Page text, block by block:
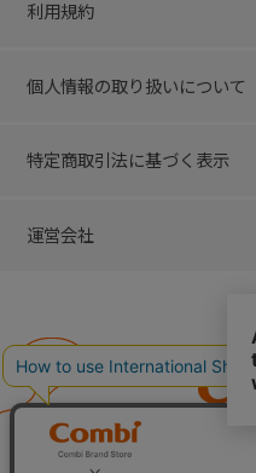
利用規約
個人情報の取り扱いについて
特定商取引法に基づく表示
運営会社
子育てに、